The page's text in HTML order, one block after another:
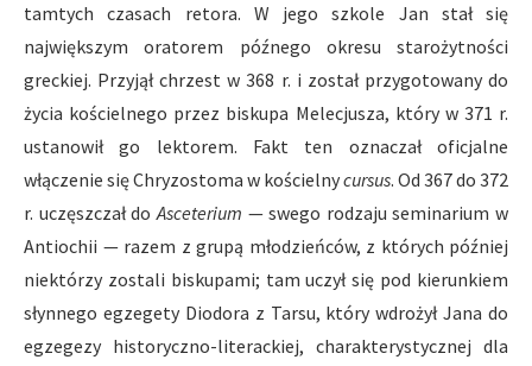
tamtych czasach retora. W jego szkole Jan stał się
największym oratorem późnego okresu starożytności
greckiej. Przyjął chrzest w 368 r. i został przygotowany do
życia kościelnego przez biskupa Melecjusza, który w 371 r.
ustanowił go lektorem. Fakt ten oznaczał oficjalne
włączenie się Chryzostoma w kościelnycursus. Od 367 do 372
r. uczęszczał doAsceterium — swego rodzaju seminarium w
Antiochii — razem z grupą młodzieńców, z których później
niektórzy zostali biskupami; tam uczył się pod kierunkiem
słynnego egzegety Diodora z Tarsu, który wdrożył Jana do
egzegezy historyczno-literackiej, charakterystycznej dla